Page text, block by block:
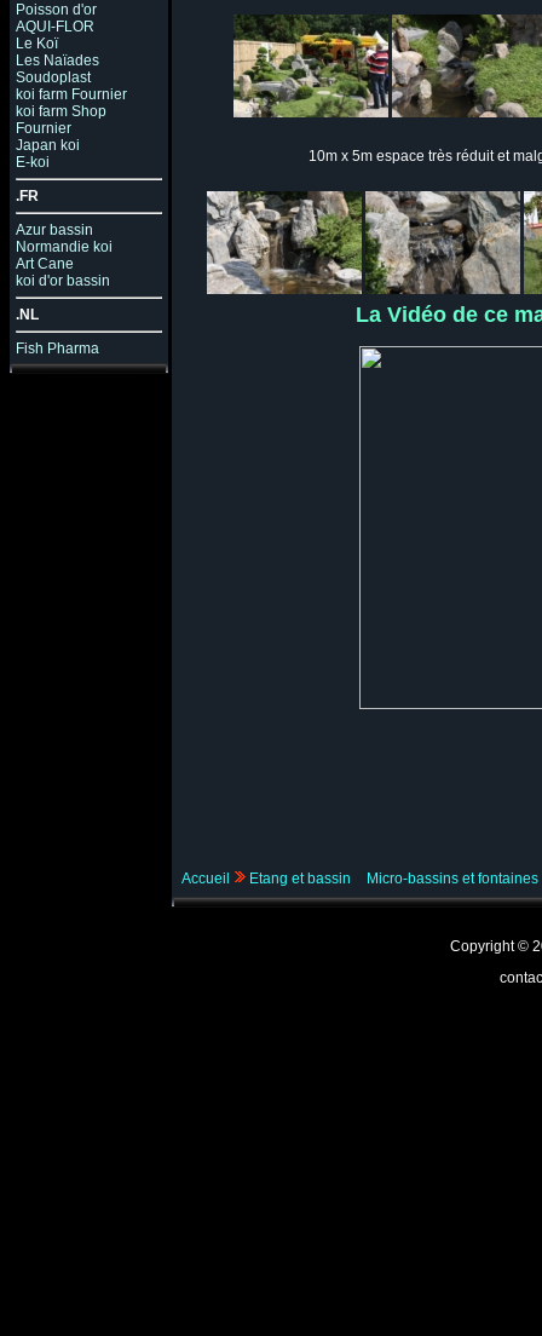
Poisson d'or
AQUI-FLOR
Le Koï
Les Naïades
Soudoplast
koi farm Fournier
koi farm Shop
Fournier
Japan koi
E-koi
.FR
Azur bassin
Normandie koi
Art Cane
koi d'or bassin
.NL
Fish Pharma
10m x 5m espace très réduit et
La Vidéo de ce
Accueil Etang et bassin Micro-bassins et fontaines
Copyright ©